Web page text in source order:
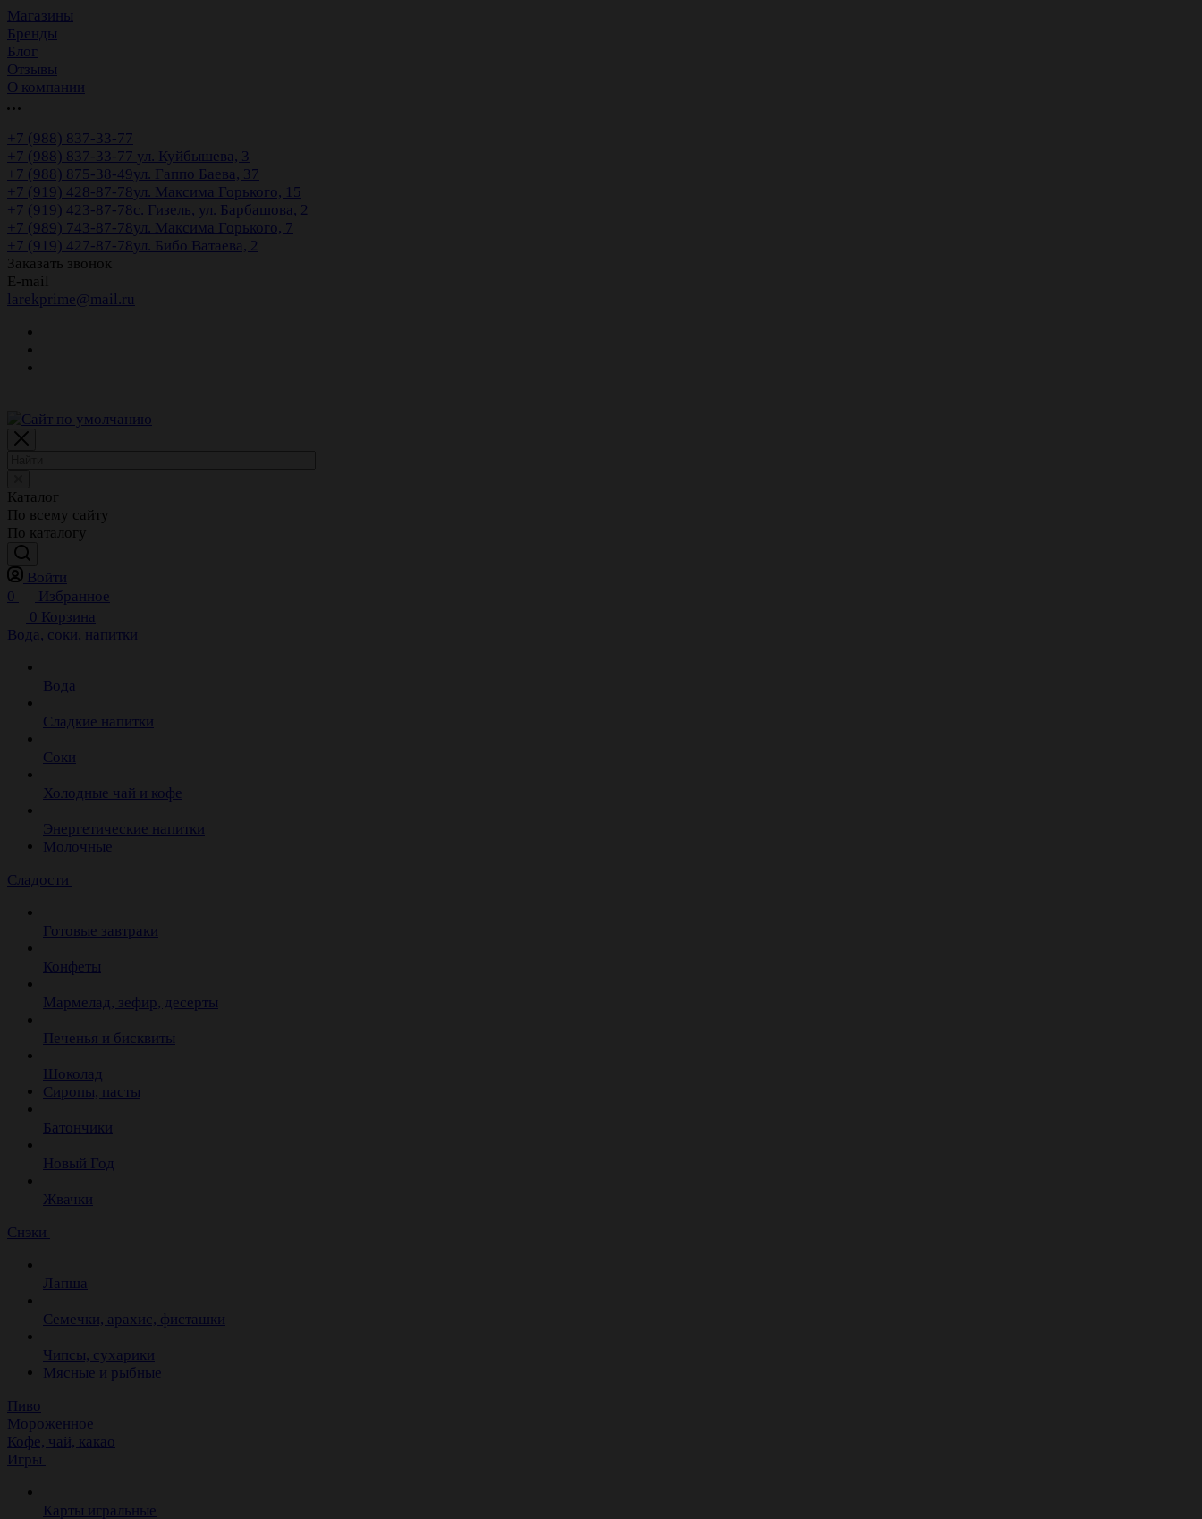
Магазины
Бренды
Блог
Отзывы
О компании
+7 (988) 837-33-77
+7 (988) 837-33-77 ул. Куйбышева, 3
+7 (988) 875-38-49ул. Гаппо Баева, 37
+7 (919) 428-87-78ул. Максима Горького, 15
+7 (919) 423-87-78с. Гизель, ул. Барбашова, 2
+7 (989) 743-87-78ул. Максима Горького, 7
+7 (919) 427-87-78ул. Бибо Ватаева, 2
Заказать звонок
E-mail
larekprime@mail.ru
Каталог
По всему сайту
По каталогу
Войти
0
Избранное
0 Корзина
Вода, соки, напитки
Вода
Сладкие напитки
Соки
Холодные чай и кофе
Энергетические напитки
Молочные
Сладости
Готовые завтраки
Конфеты
Мармелад, зефир, десерты
Печенья и бисквиты
Шоколад
Сиропы, пасты
Батончики
Новый Год
Жвачки
Снэки
Лапша
Семечки, арахис, фисташки
Чипсы, сухарики
Мясные и рыбные
Пиво
Мороженное
Кофе, чай, какао
Игры
Карты игральные